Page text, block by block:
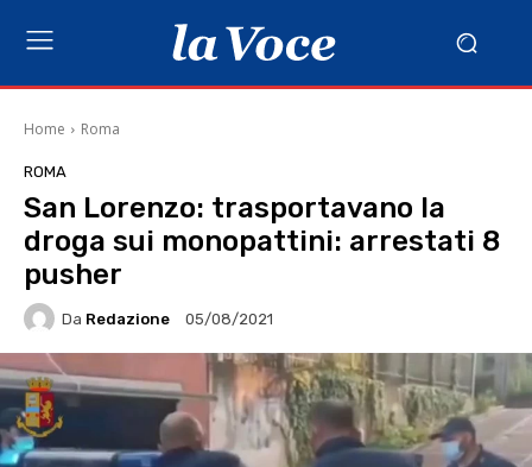
Home Roma
ROMA
San Lorenzo: trasportavano la
droga sui monopattini: arrestati 8
pusher
Da Redazione 05/08/2021